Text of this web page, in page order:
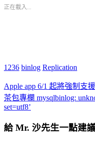
正在載入...
1236 binlog Replication
Apple app 6/1 起將強制支
茶包專欄 mysqlbinlog:
set=utf8’
給 Mr. 沙先生一點建